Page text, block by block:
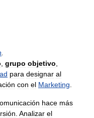
grupo objetivo
para designar al
con el Marketing
hace más
Analizar el